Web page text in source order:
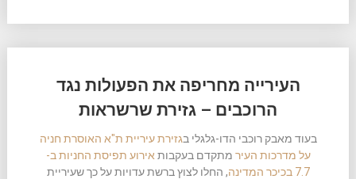
העירייה מחריפה את הפעולות נגד
הרוכבים – גזירת שרשראות
בעוד מאבק רוכבי הדו-גלגלי בגזירת עיריית ת"א האוסרת חניה
על מדרכות העיר מתקדם בעקבות אירוע תפיסת החניות ב-
7.7 בכיכר המדינה
, החלו לצוץ ברשת עדויות על כך שעיריית